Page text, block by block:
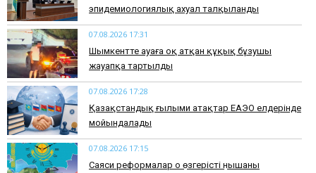
эпидемиологиялық ахуал талқыланды
07.08.2026 17:31
Шымкентте ауаға оқ атқан құқық бұзушы
жауапқа тартылды
07.08.2026 17:28
Қазақстандық ғылыми атақтар ЕАЭО елдерінде
мойындалады
07.08.2026 17:15
Саяси реформалар оң өзгерістің нышаны